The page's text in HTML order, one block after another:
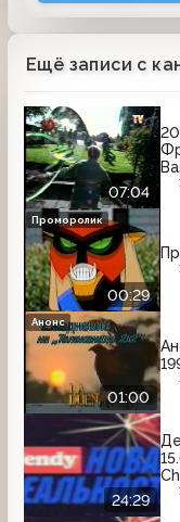
Ещё записи с
07:04
00:29
Проморолик
01:00
Анонс
24:29